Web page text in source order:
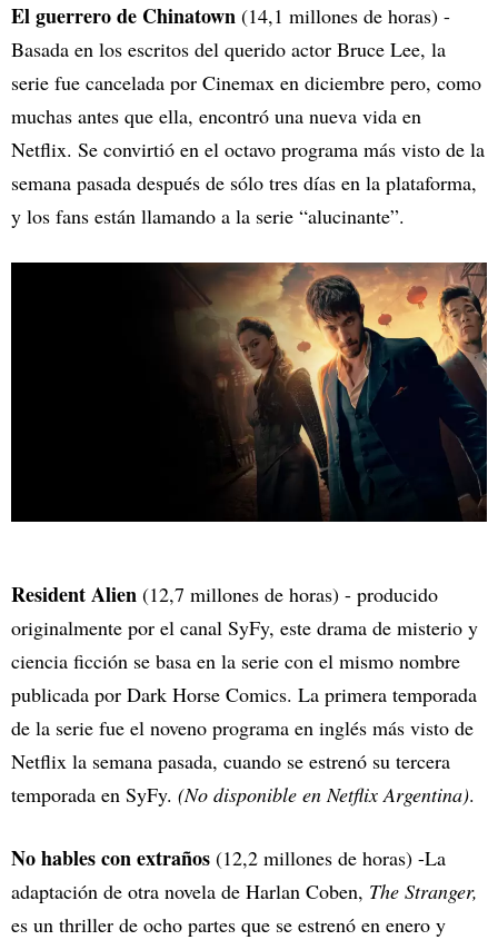
El guerrero de Chinatown (14,1 millones de horas) -
Basada en los escritos del querido actor Bruce Lee, la
serie fue cancelada por Cinemax en diciembre pero, como
muchas antes que ella, encontró una nueva vida en
Netflix. Se convirtió en el octavo programa más visto de la
semana pasada después de sólo tres días en la plataforma,
y los fans están llamando a la serie “alucinante”.
Resident Alien (12,7 millones de horas) - producido
originalmente por el canal SyFy, este drama de misterio y
ciencia ficción se basa en la serie con el mismo nombre
publicada por Dark Horse Comics. La primera temporada
de la serie fue el noveno programa en inglés más visto de
Netflix la semana pasada, cuando se estrenó su tercera
temporada en SyFy. (No disponible en Netflix Argentina).
No hables con extraños (12,2 millones de horas) -La
adaptación de otra novela de Harlan Coben, The Stranger,
es un thriller de ocho partes que se estrenó en enero y